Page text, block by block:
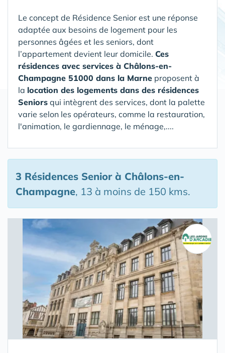
Le concept de Résidence Senior est une réponse
adaptée aux besoins de logement pour les
personnes âgées et les seniors, dont
l’appartement devient leur domicile. Ces
résidences avec services à Châlons-en-
Champagne 51000 dans la Marne proposent à
la location des logements dans des résidences
Seniors qui intègrent des services, dont la palette
varie selon les opérateurs, comme la restauration,
l'animation, le gardiennage, le ménage,....
3 Résidences Seniorà Châlons-en-
Champagne, 13 à moins de 150 kms.